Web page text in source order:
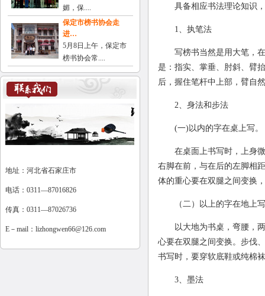
媚，保....
保定市榜书协会走
进…
5月8日上午，保定市
榜书协会常....
地址：河北省石家庄市
电话：0311—87016826
传真：0311—87026736
E－mail： lizhongwen66@126.com
具备相应书法理论知识
1、执笔法
写榜书当然是用大笔，
是：指实、掌垂、肘斜、臂
后，握住笔杆中上部，臂自
2、身法和步法
(一)以内的字在桌上写。
在桌面上书写时，上身
右脚在前，与在后的左脚相
体的重心要在双腿之间变换
（二）以上的字在地上
以大地为书桌，弯腰，
心要在双腿之间变换。步伐
书写时，要穿软底鞋或纯棉
3、墨法